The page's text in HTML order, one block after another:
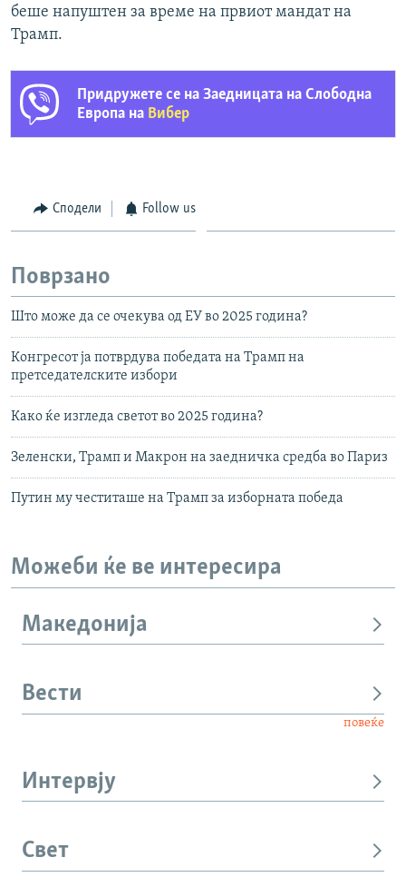
беше напуштен за време на првиот мандат на
Трамп.
Придружете се на Заедницата на Слободна
Европа на Вибер
Сподели Follow us
Поврзано
Што може да се очекува од ЕУ во 2025 година?
Конгресот ја потврдува победата на Трамп на
претседателските избори
Како ќе изгледа светот во 2025 година?
Зеленски, Трамп и Макрон на заедничка средба во Париз
Путин му честиташе на Трамп за изборната победа
Можеби ќе ве интересира
Македонија
Вести
повеќе
Интервју
Свет